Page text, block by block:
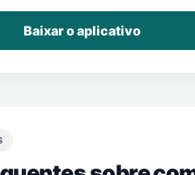
Baixar o aplicativo